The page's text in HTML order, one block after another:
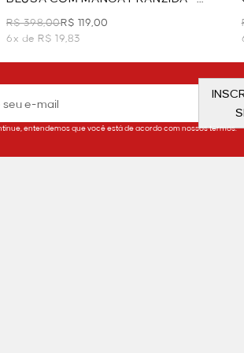
AVEIA
R$ 398,00R$ 119,00
6x de R$ 19,83
entendemos que você está de acordo com nossos termos.